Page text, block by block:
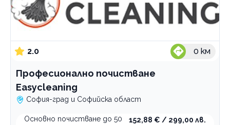
2.0 0 км
Професионално почистване
Easycleaning
София-град и Софийска област
Основно почистване до 50
152,88 € / 299,00 лв.